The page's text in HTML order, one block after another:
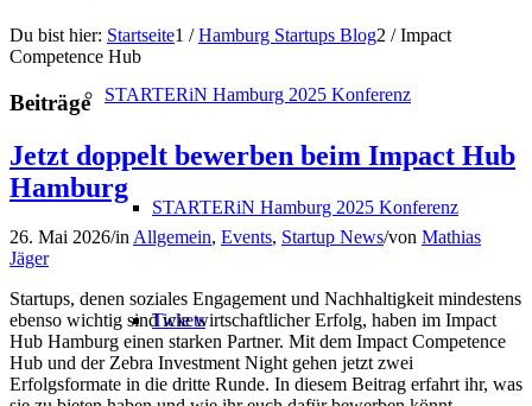
STARTERiN Hamburg 2025 Konferenz
STARTERiN Hamburg 2025 Konferenz
Tickets
Du bist hier: Startseite1 / Hamburg Startups Blog2 / Impact
Competence Hub
Beiträge
Jetzt doppelt bewerben beim Impact Hub
Hamburg
26. Mai 2026/inAllgemein, Events, Startup News/von Mathias
Jäger
Startups, denen soziales Engagement und Nachhaltigkeit mindestens
ebenso wichtig sind wie wirtschaftlicher Erfolg, haben im Impact
Hub Hamburg einen starken Partner. Mit dem Impact Competence
Hub und der Zebra Investment Night gehen jetzt zwei
Erfolgsformate in die dritte Runde. In diesem Beitrag erfahrt ihr, was